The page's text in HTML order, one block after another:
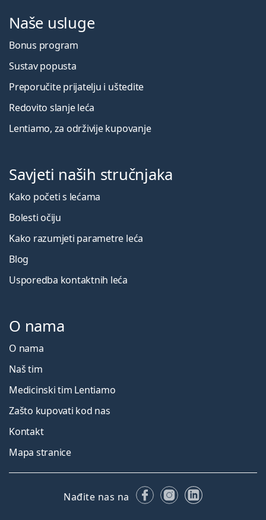
Naše usluge
Bonus program
Sustav popusta
Preporučite prijatelju i uštedite
Redovito slanje leća
Lentiamo, za održivije kupovanje
Savjeti naših stručnjaka
Kako početi s lećama
Bolesti očiju
Kako razumjeti parametre leća
Blog
Usporedba kontaktnih leća
O nama
O nama
Naš tim
Medicinski tim Lentiamo
Zašto kupovati kod nas
Kontakt
Mapa stranice
Nađite nas na FacebookuInstagramu
LinkedIn